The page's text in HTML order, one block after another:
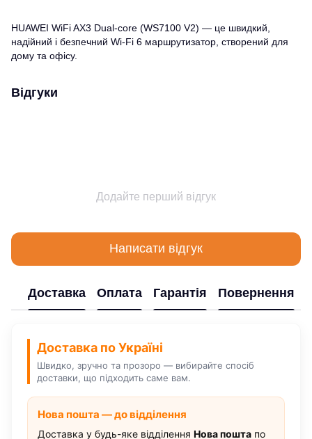
HUAWEI WiFi AX3 Dual-core (WS7100 V2) — це швидкий,
надійний і безпечний Wi-Fi 6 маршрутизатор, створений для
дому та офісу.
Відгуки
Додайте перший відгук
Написати відгук
Доставка Оплата Гарантія Повернення
Доставка по Україні
Швидко, зручно та прозоро — вибирайте спосіб
доставки, що підходить саме вам.
Нова пошта — до відділення
Доставка у будь-яке відділення Нова пошта по